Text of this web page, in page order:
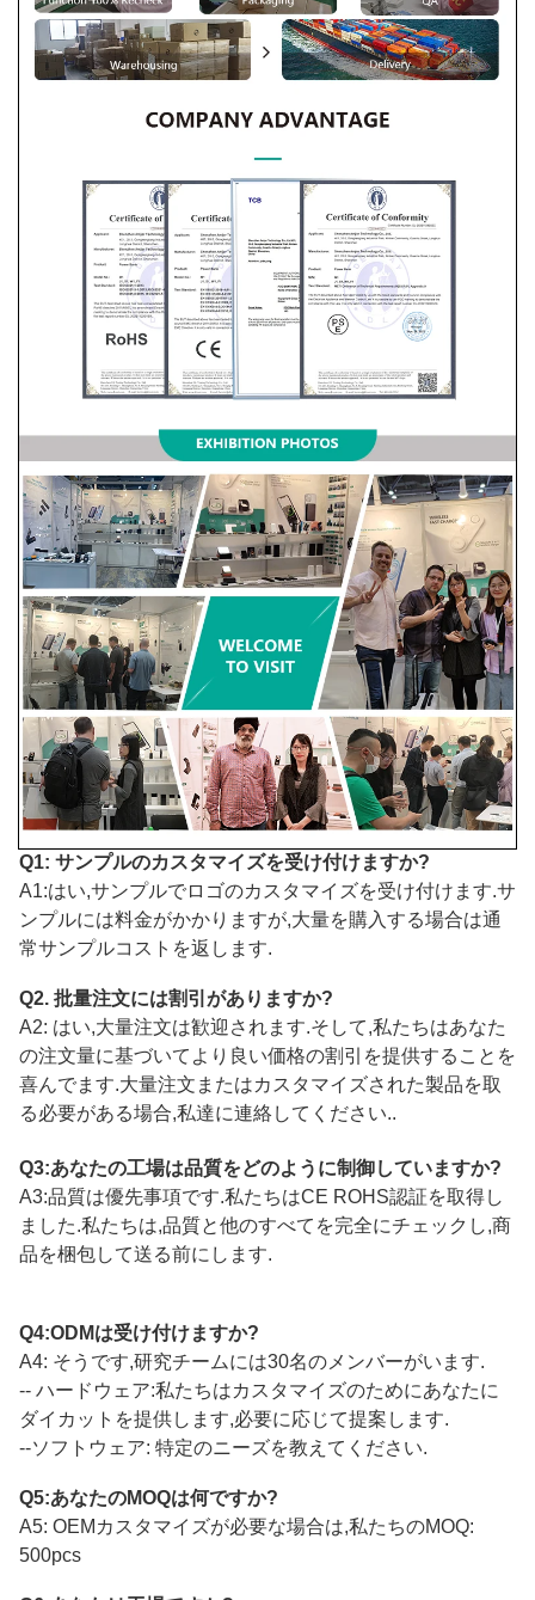
Q1: サンプルのカスタマイズを受け付けますか?
A1:はい,サンプルでロゴのカスタマイズを受け付けます.サ
ンプルには料金がかかりますが,大量を購入する場合は通
常サンプルコストを返します.
Q2. 批量注文には割引がありますか?
A2: はい,大量注文は歓迎されます.そして,私たちはあなた
の注文量に基づいてより良い価格の割引を提供することを
喜んでます.大量注文またはカスタマイズされた製品を取
る必要がある場合,私達に連絡してください..
Q3:あなたの工場は品質をどのように制御していますか?
A3:品質は優先事項です.私たちはCE ROHS認証を取得し
ました.私たちは,品質と他のすべてを完全にチェックし,商
品を梱包して送る前にします.
Q4:ODMは受け付けますか?
A4: そうです,研究チームには30名のメンバーがいます.
-- ハードウェア:私たちはカスタマイズのためにあなたに
ダイカットを提供します,必要に応じて提案します.
--ソフトウェア: 特定のニーズを教えてください.
Q5:あなたのMOQは何ですか?
A5: OEMカスタマイズが必要な場合は,私たちのMOQ:
500pcs